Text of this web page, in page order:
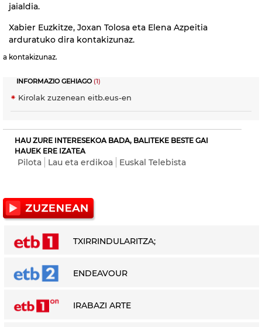
jaialdia.
Xabier Euzkitze, Joxan Tolosa eta Elena Azpeitia
arduratuko dira kontakizunaz.
a kontakizunaz.
INFORMAZIO GEHIAGO(1)
Kirolak zuzenean eitb.eus-en
HAU ZURE INTERESEKOA BADA, BALITEKE BESTE GAI
HAUEK ERE IZATEA
Pilota Lau eta erdikoa Euskal Telebista
TXIRRINDULARITZA;
ENDEAVOUR
IRABAZI ARTE